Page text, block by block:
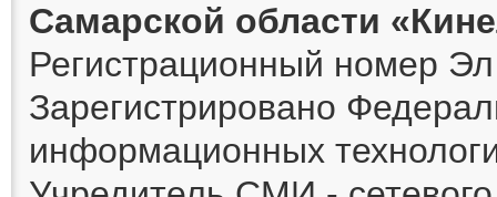
Самарской области
Регистрационный номер
Зарегистрировано
информационных